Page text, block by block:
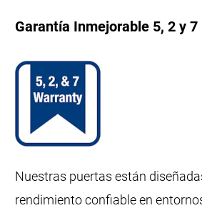
Garantía Inmejorable 5, 2 y 7
Nuestras puertas están
rendimiento confiable en